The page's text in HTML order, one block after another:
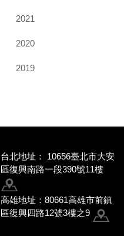
2021
2020
2019
台北地址：
10656臺北市大安
區復興南路一段390號11樓
高雄地址：80661高雄市前鎮
區復興四路12號3樓之9